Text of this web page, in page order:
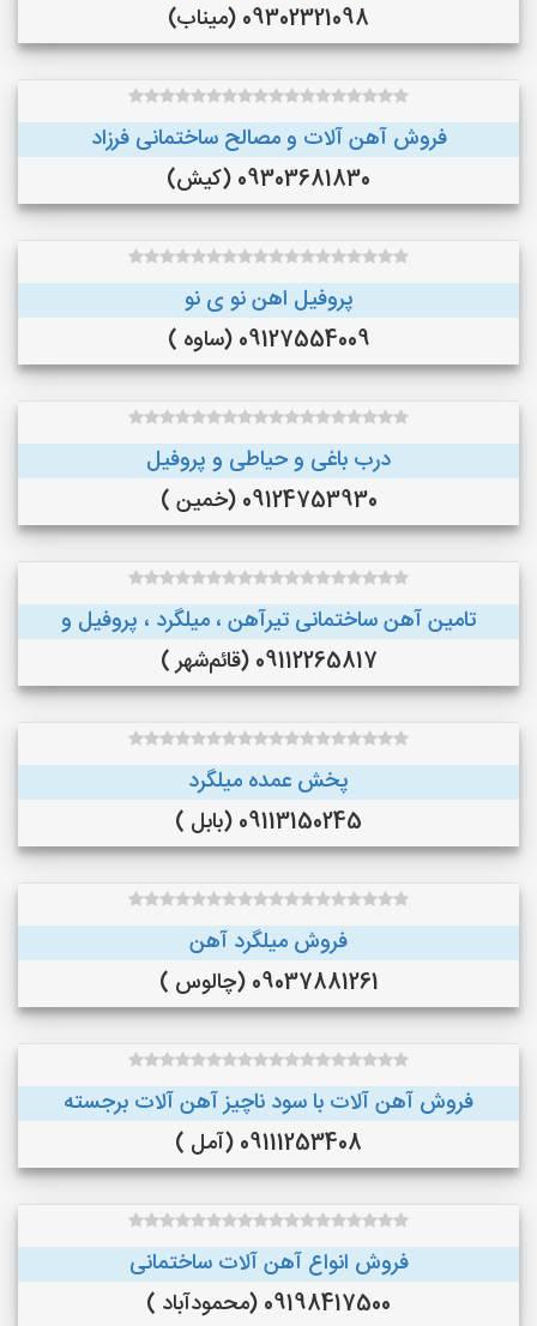
09302321098 (میناب)
فروش آهن آلات و مصالح ساختمانی فرزاد
09303681830 (کیش)
پروفیل اهن نو ی نو
09127554009 (ساوه )
درب باغی و حیاطی و پروفیل
09124753930 (خمین )
تامین آهن ساختمانی تیرآهن ، میلگرد ، پروفیل و
09112265817 (قائم‌شهر )
پخش عمده میلگرد
09113150245 (بابل )
فروش میلگرد آهن
09037881261 (چالوس )
فروش آهن آلات با سود ناچیز آهن آلات برجسته
09111253408 (آمل )
فروش انواع آهن آلات ساختمانی
09198417500 (محمودآباد )